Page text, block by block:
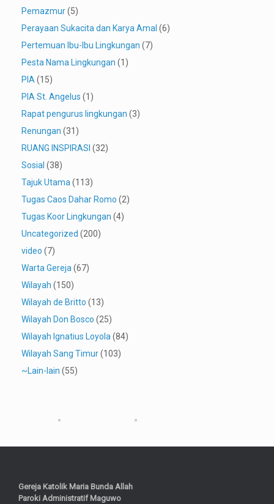
Pemazmur(5)
Perayaan Sukacita dan Karya Amal (6)
Pertemuan Ibu-Ibu Lingkungan (7)
Pesta Nama Lingkungan (1)
PIA (15)
PIA St. Angelus (1)
Rapat pengurus lingkungan (3)
Renungan (31)
RUANG INSPIRASI (32)
Sosial (38)
Tajuk Utama (113)
Tugas Caos Dahar Romo (2)
Tugas Koor Lingkungan (4)
Uncategorized (200)
video (7)
Warta Gereja (67)
Wilayah (150)
Wilayah de Britto (13)
Wilayah Don Bosco (25)
Wilayah Ignatius Loyola (84)
Wilayah Sang Timur(103)
~Lain-lain (55)
Gereja Katolik Maria Bunda Allah
Paroki Administratif Maguwo